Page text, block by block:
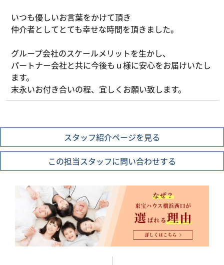
いつも優しいお言葉をかけて頂き
仲介者としてとても幸せな時間を頂きました。
グループ会社のスケールメリットを生かし、
パートナー会社と共に今後もｕ様に安心をお届けいたし
ます。
末永いお付き合いの程、宜しくお願い致します。
スタッフ紹介ページを見る
この担当スタッフに問い合わせする